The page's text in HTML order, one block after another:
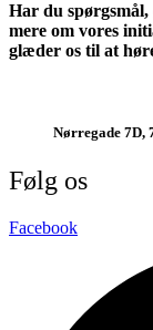
Har du
mere om vores
glæder os til at
Nørregade 7D,
Følg os
Facebook